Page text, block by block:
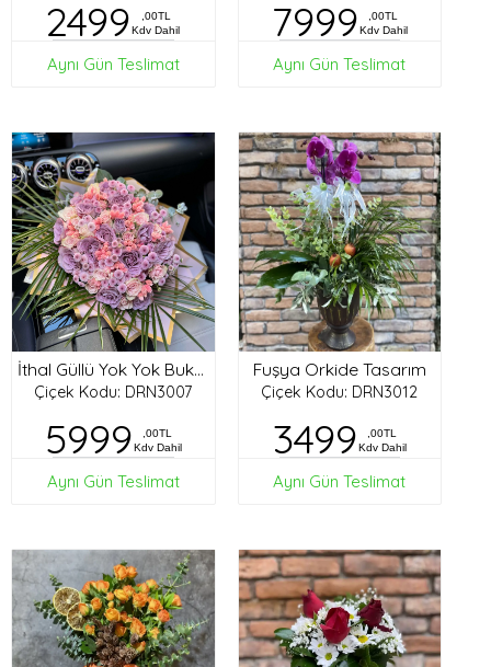
2499
,00TL
Kdv Dahil
Aynı Gün Teslimat
7999
,00TL
Kdv Dahil
Aynı Gün Teslimat
İthal Güllü Yok Yok Buket
Çiçek Kodu: DRN3007
5999
,00TL
Kdv Dahil
Aynı Gün Teslimat
Fuşya Orkide Tasarım
Çiçek Kodu: DRN3012
3499
,00TL
Kdv Dahil
Aynı Gün Teslimat